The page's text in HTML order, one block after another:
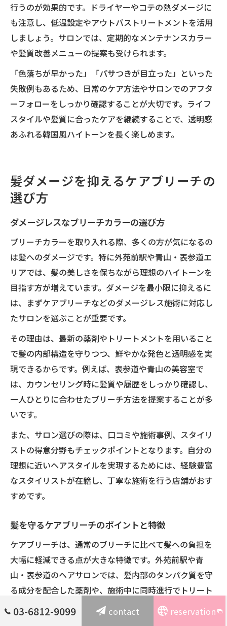
行うのが効果的です。ドライヤーやコテの熱ダメージに
も注意し、低温設定やアウトバストリートメントを活用
しましょう。サロンでは、定期的なメンテナンスカラー
や髪質改善メニューの提案も受けられます。
「色落ちが早かった」「パサつきが目立った」といった
失敗例もあるため、日常のケア方法やサロンでのアフタ
ーフォローをしっかり確認することが大切です。ライフ
スタイルや髪質に合ったケアを継続することで、透明感
あふれる韓国風ハイトーンを長く楽しめます。
髪ダメージを抑えるケアブリーチの
選び方
ダメージレスなブリーチカラーの選び方
ブリーチカラーを取り入れる際、多くの方が気になるの
は髪へのダメージです。特に外苑前駅や青山・表参道エ
リアでは、髪の美しさを保ちながら理想のハイトーンを
目指す方が増えています。ダメージを最小限に抑えるに
は、まずケアブリーチなどのダメージレス施術に対応し
たサロンを選ぶことが重要です。
その理由は、最新の薬剤やトリートメントを用いること
で髪の内部構造を守りつつ、鮮やかな発色と透明感を実
現できるからです。例えば、表参道や青山の美容室で
は、カウンセリング時に髪質や履歴をしっかり確認し、
一人ひとりに合わせたブリーチ方法を提案することが多
いです。
また、サロン選びの際は、口コミや施術事例、スタイリ
ストの得意分野もチェックポイントとなります。自分の
理想に近いヘアスタイルを実現するためには、経験豊富
なスタイリストが在籍し、丁寧な施術を行う店舗がおす
すめです。
髪を守るケアブリーチのポイントと特徴
ケアブリーチは、通常のブリーチに比べて髪への負担を
大幅に軽減できる点が大きな特徴です。外苑前駅や青
山・表参道のヘアサロンでは、髪内部のタンパク質を守
る成分を配合した薬剤や、施術中に同時進行でトリート
メントを行うメニューが主流となっています。
03-6812-9099 contact reservation